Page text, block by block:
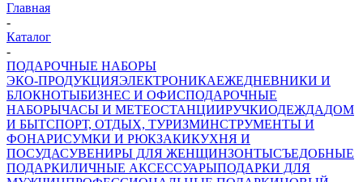
Главная
-
Каталог
-
ПОДАРОЧНЫЕ НАБОРЫ
ЭКО-ПРОДУКЦИЯЭЛЕКТРОНИКАЕЖЕДНЕВНИКИ И
БЛОКНОТЫБИЗНЕС И ОФИСПОДАРОЧНЫЕ
НАБОРЫЧАСЫ И МЕТЕОСТАНЦИИРУЧКИОДЕЖДАДОМ
И БЫТСПОРТ, ОТДЫХ, ТУРИЗМИНСТРУМЕНТЫ И
ФОНАРИСУМКИ И РЮКЗАКИКУХНЯ И
ПОСУДАСУВЕНИРЫ ДЛЯ ЖЕНЩИНЗОНТЫСЪЕДОБНЫЕ
ПОДАРКИЛИЧНЫЕ АКСЕССУАРЫПОДАРКИ ДЛЯ